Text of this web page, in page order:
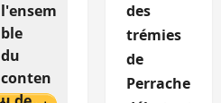
l'ensem
ble
du
conten
des
trémies
de
Perrache